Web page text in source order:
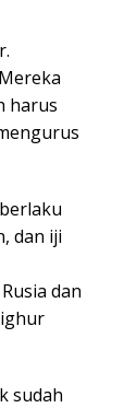
harus
dan iji
dan
sudah